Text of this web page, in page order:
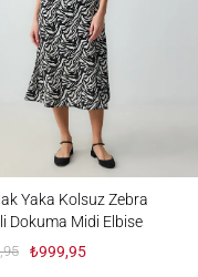
Yaka Kolsuz Zebra
Dokuma Midi Elbise
₺999,95